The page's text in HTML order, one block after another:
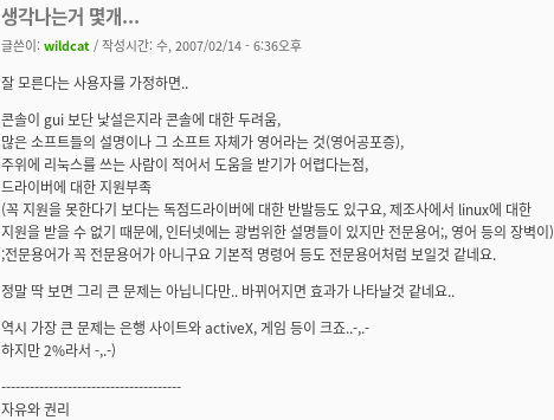
생각나는거 몇개...
글쓴이: wildcat / 작성시간: 수, 2007/02/14 - 6:36오후
잘 모른다는 사용자를 가정하면..
콘솔이 gui 보단 낯설은지라 콘솔에 대한 두려움,
많은 소프트들의 설명이나 그 소프트 자체가 영어라는 것(영어공포증),
주위에 리눅스를 쓰는 사람이 적어서 도움을 받기가 어렵다는점,
드라이버에 대한 지원부족
(꼭 지원을 못한다기 보다는 독점드라이버에 대한 반발등도 있구요, 제조사에서 linux에 대한
지원을 받을 수 없기 때문에, 인터넷에는 광범위한 설명들이 있지만 전문용어;, 영어 등의 장벽이)
;전문용어가 꼭 전문용어가 아니구요 기본적 명령어 등도 전문용어처럼 보일것 같네요.
정말 딱 보면 그리 큰 문제는 아닙니다만.. 바뀌어지면 효과가 나타날것 같네요..
역시 가장 큰 문제는 은행 사이트와 activeX, 게임 등이 크죠..-,.-
하지만 2%라서 -,.-)
--------------------------------------
자유와 권리